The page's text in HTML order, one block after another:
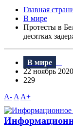
Главная
В мире
Протесты в
десятках
В мире
22 ноябрь
229
A- A A+